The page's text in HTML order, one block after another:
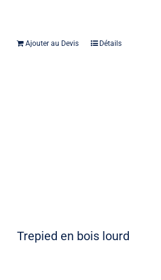
Ajouter au Devis Détails
Trepied en bois lourd